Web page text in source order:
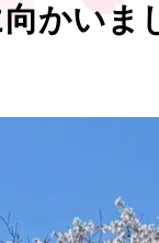
かいま